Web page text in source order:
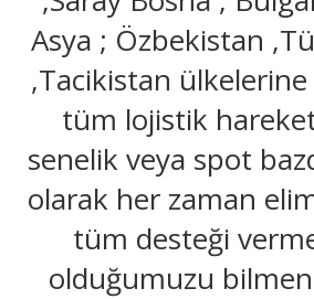
Asya ; Özbekistan
,Tacikistan
tüm lojistik
senelik veya spot
olarak her zaman
tüm desteği
olduğumuzu